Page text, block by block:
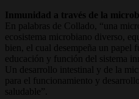
Inmunidad a través de la
En palabras de Collado, “una
ecosistema microbiano diverso,
bien, el cual desempeña un papel
educación y función del sistema
Un desarrollo intestinal y de la
para el funcionamiento y
saludable”.